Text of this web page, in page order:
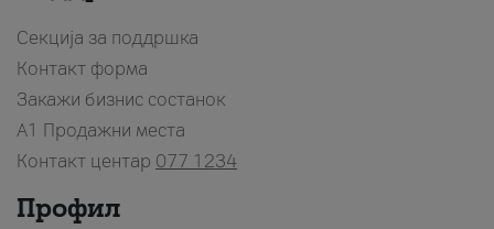
Секција за поддршка
Контакт форма
Закажи бизнис состанок
A1 Продажни места
Контакт центар 077 1234
Профил